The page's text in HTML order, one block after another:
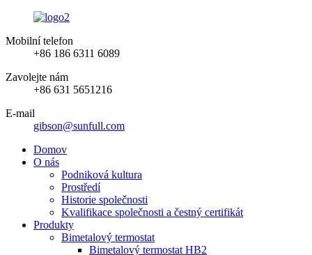
Mobilní telefon
+86 186 6311 6089
Zavolejte nám
+86 631 5651216
E-mail
gibson@sunfull.com
Domov
O nás
Podniková kultura
Prostředí
Historie společnosti
Kvalifikace společnosti a čestný certifikát
Produkty
Bimetalový termostat
Bimetalový termostat HB2